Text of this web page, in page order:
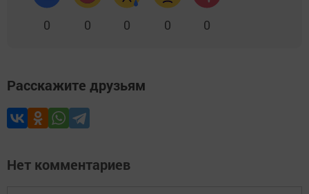
0 0 0 0 0
Расскажите друзьям
Нет комментариев